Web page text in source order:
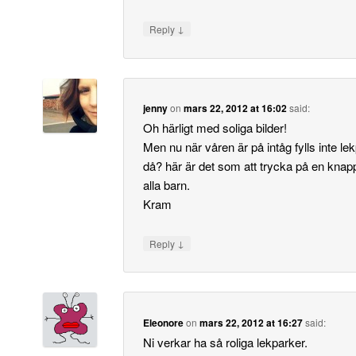
Reply ↓
jennyonmars 22, 2012 at 16:02said:
Oh härligt med soliga bilder!
Men nu när våren är på intåg fylls inte
då? här är det som att trycka på en
alla barn.
Kram
Reply ↓
Eleonoreonmars 22, 2012 at 16:27said:
Ni verkar ha så roliga lekparker.